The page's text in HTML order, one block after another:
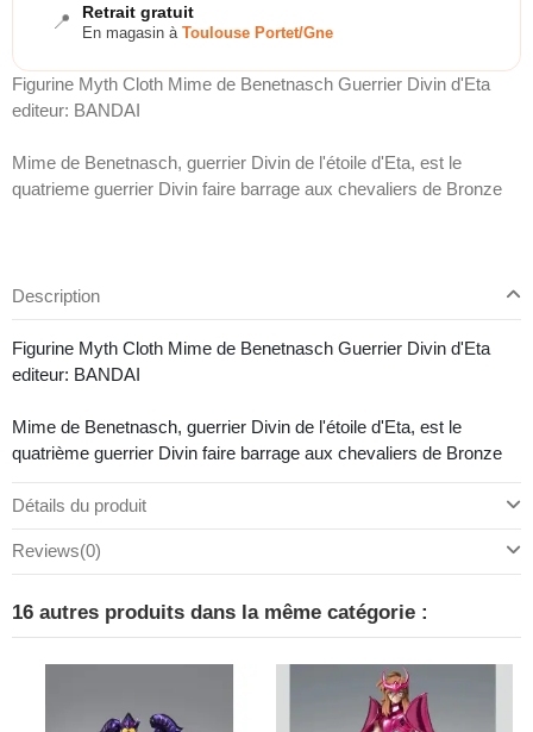
📍 Retrait gratuit
En magasin à Toulouse Portet/Gne
Figurine Myth Cloth Mime de Benetnasch Guerrier Divin d'Eta
editeur: BANDAI
Mime de Benetnasch, guerrier Divin de l'étoile d'Eta, est le
quatrieme guerrier Divin faire barrage aux chevaliers de Bronze
Description
Figurine Myth Cloth Mime de Benetnasch Guerrier Divin d'Eta
editeur: BANDAI
Mime de Benetnasch, guerrier Divin de l'étoile d'Eta, est le
quatrième guerrier Divin faire barrage aux chevaliers de Bronze
Détails du produit
Reviews(0)
16 autres produits dans la même catégorie :